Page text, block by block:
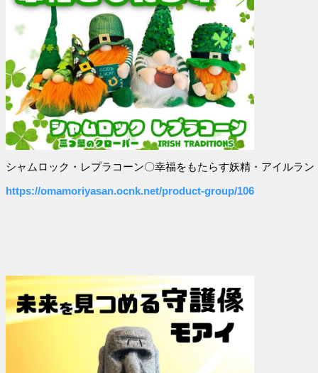
シャムロック・レプラコーン〇幸福をもたらす妖精・アイルラ
https://omamoriyasan.ocnk.net/product-group/106